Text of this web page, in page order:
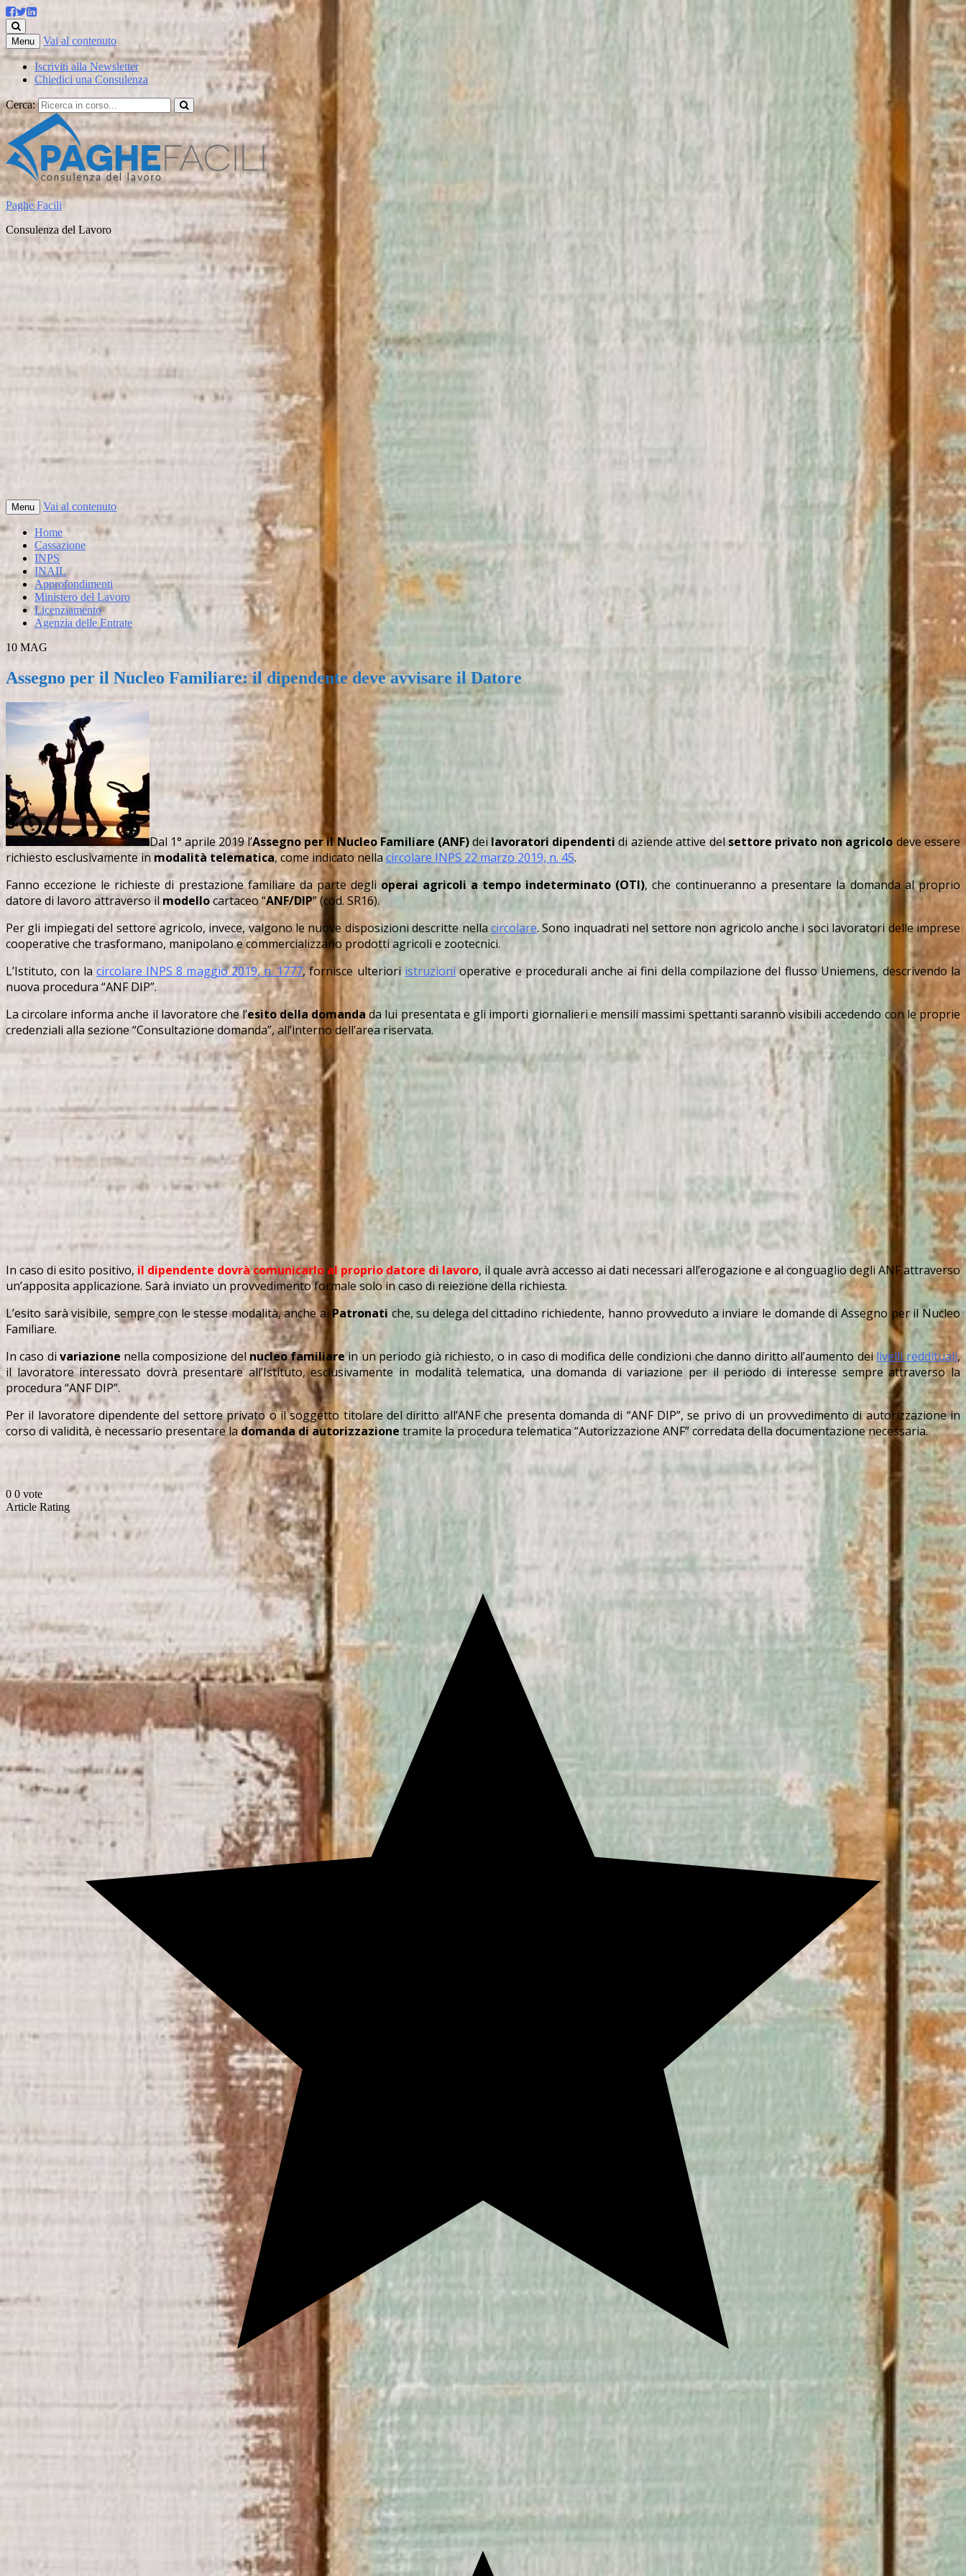
Menu Vai al contenuto
Iscriviti alla Newsletter
Chiedici una Consulenza
Cerca:
Paghe Facili
Consulenza del Lavoro
Menu Vai al contenuto
Home
Cassazione
INPS
INAIL
Approfondimenti
Ministero del Lavoro
Licenziamento
Agenzia delle Entrate
10 MAG
Assegno per il Nucleo Familiare: il dipendente deve avvisare il Datore
Dal 1° aprile 2019 l’Assegno per il Nucleo Familiare (ANF)dei lavoratori dipendenti di aziende attive delsettore privato non agricolo deve essere
richiesto esclusivamente inmodalità telematica, come indicato nella circolare INPS 22 marzo 2019, n. 45.
Fanno eccezione le richieste di prestazione familiare da parte degli operai agricoli a tempo indeterminato (OTI), che continueranno a presentare la domanda al proprio
datore di lavoro attraverso il modellocartaceo “ANF/DIP” (cod. SR16).
Per gli impiegati del settore agricolo, invece, valgono le nuove disposizioni descritte nellacircolare. Sono inquadrati nel settore non agricolo anche i soci lavoratori delle imprese
cooperative che trasformano, manipolano e commercializzano prodotti agricoli e zootecnici.
L’Istituto, con la circolare INPS 8 maggio 2019, n. 1777, fornisce ulteriori istruzioni operative e procedurali anche ai fini della compilazione del flussoUniemens, descrivendo la
nuova procedura “ANF DIP”.
La circolare informa anche il lavoratore che l’esito della domanda da lui presentata e gli importi giornalieri e mensili massimi spettanti saranno visibili accedendo con le proprie
credenziali alla sezione “Consultazione domanda”, all’interno dell’area riservata.
In caso di esito positivo, il dipendente dovrà comunicarlo al proprio datore di lavoro, il quale avrà accesso ai dati necessari all’erogazione e al conguaglio degli ANF attraverso
un’apposita applicazione. Sarà inviato un provvedimento formale solo in caso di reiezione della richiesta.
L’esito sarà visibile, sempre con le stesse modalità, anche ai Patronati che, su delega del cittadino richiedente, hanno provveduto a inviare le domande di Assegno per il Nucleo
Familiare.
In caso di variazione nella composizione del nucleo familiarein un periodo già richiesto, o in caso di modifica delle condizioni che danno diritto all’aumento deilivelli reddituali,
il lavoratore interessato dovrà presentare all’Istituto, esclusivamente in modalità telematica, una domanda di variazione per il periodo di interesse sempre attraverso la
procedura “ANF DIP”.
Per il lavoratore dipendente del settore privato o il soggetto titolare del diritto all’ANF che presenta domanda di “ANF DIP”, se privo di un provvedimento di autorizzazione in
corso di validità, è necessario presentare la domanda di autorizzazione tramite la procedura telematica “Autorizzazione ANF” corredata della documentazione necessaria.
0 0 vote
Article Rating